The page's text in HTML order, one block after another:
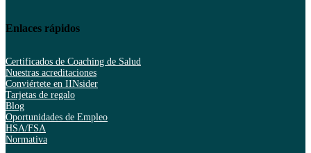
Enlaces rápidos
Certificados de Coaching de Salud
Nuestras acreditaciones
Conviértete en IINsider
Tarjetas de regalo
Blog
Oportunidades de Empleo
HSA/FSA
Normativa